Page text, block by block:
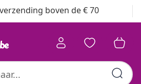
boven de € 70